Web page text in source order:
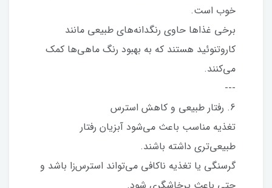
خوب است.
برخی غذاها حاوی رنگدانه‌های طبیعی مانند
کاروتنوئید هستند که به بهبود رنگ ماهی‌ها کمک
می‌کنند.
---
6. رفتار طبیعی و کاهش استرس
تغذیه مناسب باعث می‌شود آبزیان رفتار
طبیعی‌تری داشته باشند.
گرسنگی یا تغذیه ناکافی می‌تواند استرس‌زا باشد و